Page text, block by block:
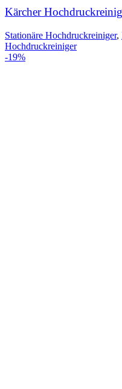
Kärcher
Stationäre Hochdruckreiniger,
Hochdruckreiniger
-19%